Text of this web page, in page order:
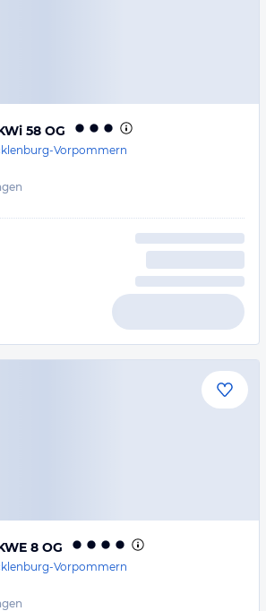
58 OG
Vorpommern
8 OG
Vorpommern